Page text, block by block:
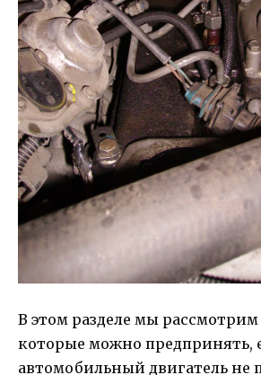
В этом разделе мы рассмотрим
которые можно предпринять,
автомобильный двигатель не